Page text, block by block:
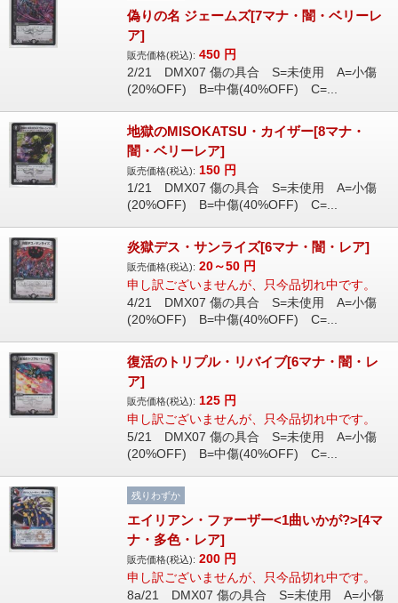
偽りの名 ジェームズ[7マナ・闇・ベリーレ
ア]
販売価格(税込): 450 円
2/21 DMX07 傷の具合 S=未使用 A=小傷
(20%OFF) B=中傷(40%OFF) C=...
地獄のMISOKATSU・カイザー[8マナ・
闇・ベリーレア]
販売価格(税込): 150 円
1/21 DMX07 傷の具合 S=未使用 A=小傷
(20%OFF) B=中傷(40%OFF) C=...
炎獄デス・サンライズ[6マナ・闇・レア]
販売価格(税込): 20～50 円
申し訳ございませんが、只今品切れ中です。
4/21 DMX07 傷の具合 S=未使用 A=小傷
(20%OFF) B=中傷(40%OFF) C=...
復活のトリプル・リバイブ[6マナ・闇・レ
ア]
販売価格(税込): 125 円
申し訳ございませんが、只今品切れ中です。
5/21 DMX07 傷の具合 S=未使用 A=小傷
(20%OFF) B=中傷(40%OFF) C=...
残りわずか
エイリアン・ファーザー<1曲いかが?>[4マ
ナ・多色・レア]
販売価格(税込): 200 円
申し訳ございませんが、只今品切れ中です。
8a/21 DMX07 傷の具合 S=未使用 A=小傷